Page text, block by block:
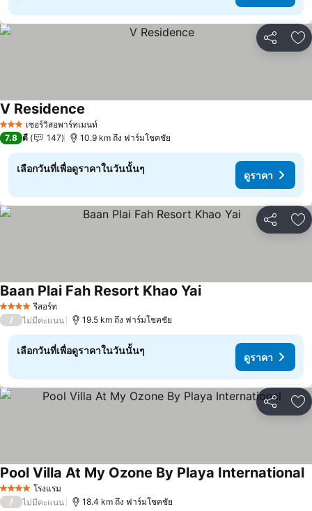
แชร์ เ
3 ดาว เซอร์วิสอพาร์ทเมนท์
V Residence ดูราคา
7.8 ดี 147 10.9 km ถึง ฟาร์มโชคชัย
เลือกวันที่เพื่อดูราคาในวันนั้นๆ
ดูราคา
แชร์ เ
4 ดาว รีสอร์ท
Baan Plai Fah Resort Khao Yaiดูราคา
/ ไม่มีคะแนน 19.5 km ถึง ฟาร์มโชคชัย
เลือกวันที่เพื่อดูราคาในวันนั้นๆ
ดูราคา
แชร์ เ
4 ดาว โรงแรม
Pool Villa At My Ozone By Playa International
/ ไม่มีคะแนน 18.4 km ถึง ฟาร์มโชคชัย